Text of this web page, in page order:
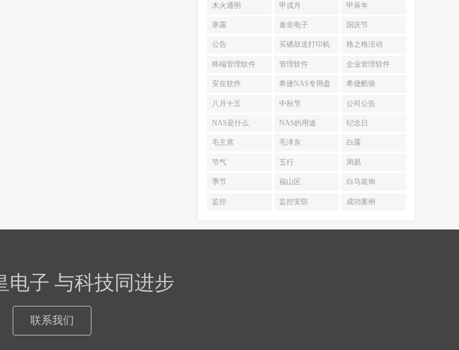
木火通明 甲戌月 甲辰年
寒露 秦皇电子 国庆节
公告 买硒鼓送打印机 格之格活动
终端管理软件 管理软件 企业管理软件
安在软件 希捷NAS专用盘 希捷酷狼
八月十五 中秋节 公司公告
NAS是什么 NAS的用途 纪念日
毛主席 毛泽东 白露
节气 五行 周易
季节 福山区 白马装饰
监控 监控安防 成功案例
电子 与科技同进步
联系我们